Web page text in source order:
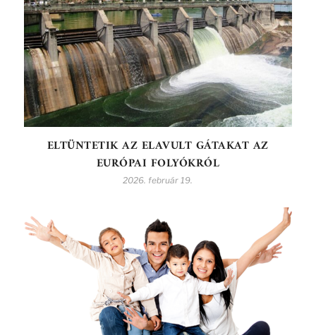
ELTÜNTETIK AZ ELAVULT GÁTAKAT AZ
EURÓPAI FOLYÓKRÓL
2026. február 19.